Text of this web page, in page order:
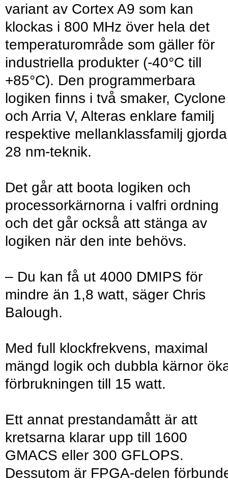
variant av Cortex A9 som kan
klockas i 800 MHz över hela det
temperaturområde som gäller för
industriella produkter (-40°C till
+85°C). Den programmerbara
logiken finns i två smaker,
och Arria V, Alteras enklare familj
respektive mellanklassfamilj
28 nm-teknik.
Det går att boota logiken och
processorkärnorna i valfri ordning
och det går också att stänga av
logiken när den inte behövs.
– Du kan få ut 4000 DMIPS för
mindre än 1,8 watt, säger Chris
Balough.
Med full klockfrekvens, maximal
mängd logik och dubbla kärnor
förbrukningen till 15 watt.
Ett annat prestandamått är att
kretsarna klarar upp till 1600
GMACS eller 300 GFLOPS.
Dessutom är FPGA-delen